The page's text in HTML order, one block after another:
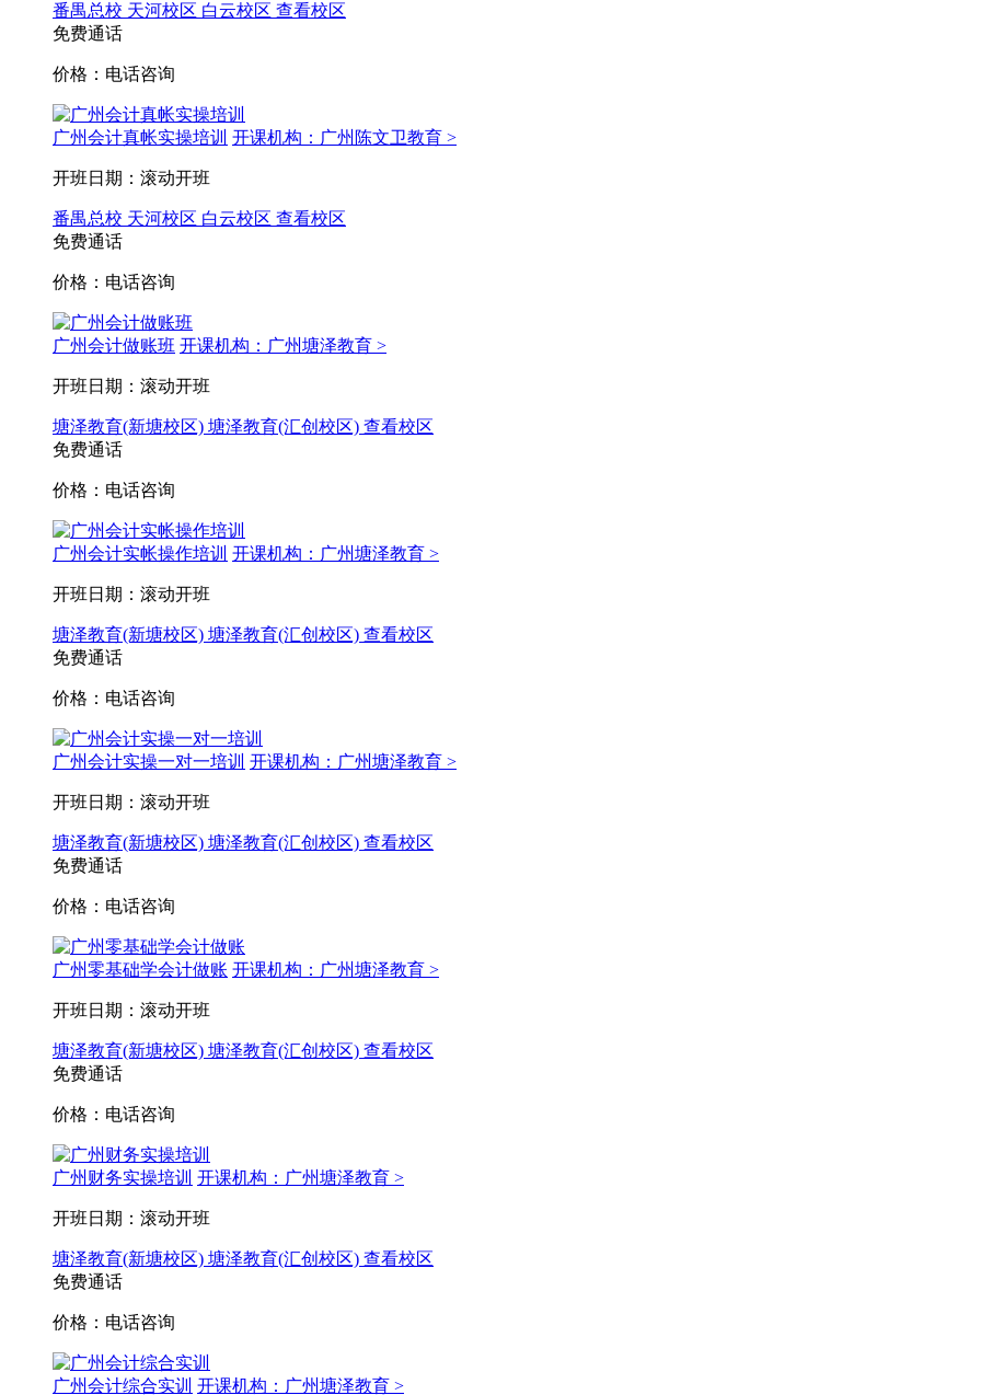
番禺总校 天河校区 白云校区 查看校区
免费通话
价格：电话咨询
广州会计真帐实操培训 开课机构：广州陈文卫教育 >
开班日期：滚动开班
番禺总校 天河校区 白云校区 查看校区
免费通话
价格：电话咨询
广州会计做账班 开课机构：广州塘泽教育 >
开班日期：滚动开班
塘泽教育(新塘校区) 塘泽教育(汇创校区) 查看校区
免费通话
价格：电话咨询
广州会计实帐操作培训 开课机构：广州塘泽教育 >
开班日期：滚动开班
塘泽教育(新塘校区) 塘泽教育(汇创校区) 查看校区
免费通话
价格：电话咨询
广州会计实操一对一培训 开课机构：广州塘泽教育 >
开班日期：滚动开班
塘泽教育(新塘校区) 塘泽教育(汇创校区) 查看校区
免费通话
价格：电话咨询
广州零基础学会计做账 开课机构：广州塘泽教育 >
开班日期：滚动开班
塘泽教育(新塘校区) 塘泽教育(汇创校区) 查看校区
免费通话
价格：电话咨询
广州财务实操培训 开课机构：广州塘泽教育 >
开班日期：滚动开班
塘泽教育(新塘校区) 塘泽教育(汇创校区) 查看校区
免费通话
价格：电话咨询
广州会计综合实训 开课机构：广州塘泽教育 >